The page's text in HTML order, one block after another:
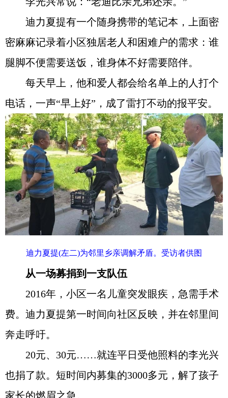
迪力夏提有一个随身携带的笔记本，上面密
密麻麻记录着小区独居老人和困难户的需求：谁
腿脚不便需要送饭，谁身体不好需要陪伴。
每天早上，他和爱人都会给名单上的人打个
电话，一声“早上好”，成了雷打不动的报平安。
迪力夏提(左二)为邻里乡亲调解矛盾。受访者供图
从一场募捐到一支队伍
2016年，小区一名儿童突发眼疾，急需手术
费。迪力夏提第一时间向社区反映，并在邻里间
奔走呼吁。
20元、30元……就连平日受他照料的李光兴
也捐了款。短时间内募集的3000多元，解了孩子
家长的燃眉之急。